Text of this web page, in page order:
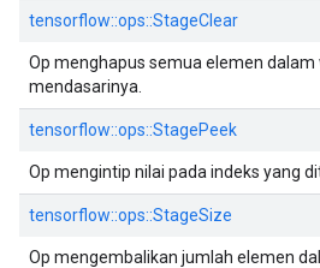
tensorflow::ops::StageClear
Op menghapus semua elemen dalam
mendasarinya.
tensorflow::ops::StagePeek
Op mengintip nilai pada indeks yang
tensorflow::ops::StageSize
Op mengembalikan jumlah elemen